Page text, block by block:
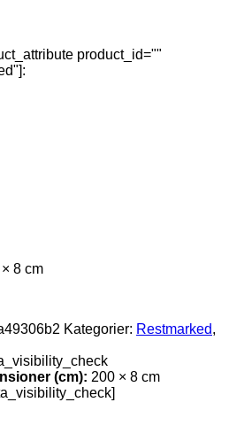
product_id=""
8 cm
Kategorier: Restmarked,
(cm): 200 × 8 cm